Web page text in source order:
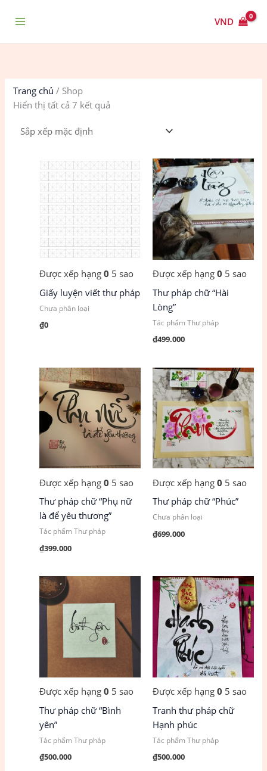
VND
Trang chủ / Shop
Hiển thị tất cả 7 kết quả
Được xếp hạng0 5 sao
Giấy luyện viết thư pháp
Chưa phân loại
₫0
Được xếp hạng 0 5 sao
Thư pháp chữ “Hài
Lòng”
Tác phẩm Thư pháp
₫499.000
Được xếp hạng0 5 sao
Thư pháp chữ “Phụ nữ
là để yêu thương”
Tác phẩm Thư pháp
₫399.000
Được xếp hạng 0 5 sao
Thư pháp chữ “Phúc”
Chưa phân loại
₫699.000
Được xếp hạng0 5 sao
Thư pháp chữ “Bình
yên”
Tác phẩm Thư pháp
₫500.000
Được xếp hạng 0 5 sao
Tranh thư pháp chữ
Hạnh phúc
Tác phẩm Thư pháp
₫500.000